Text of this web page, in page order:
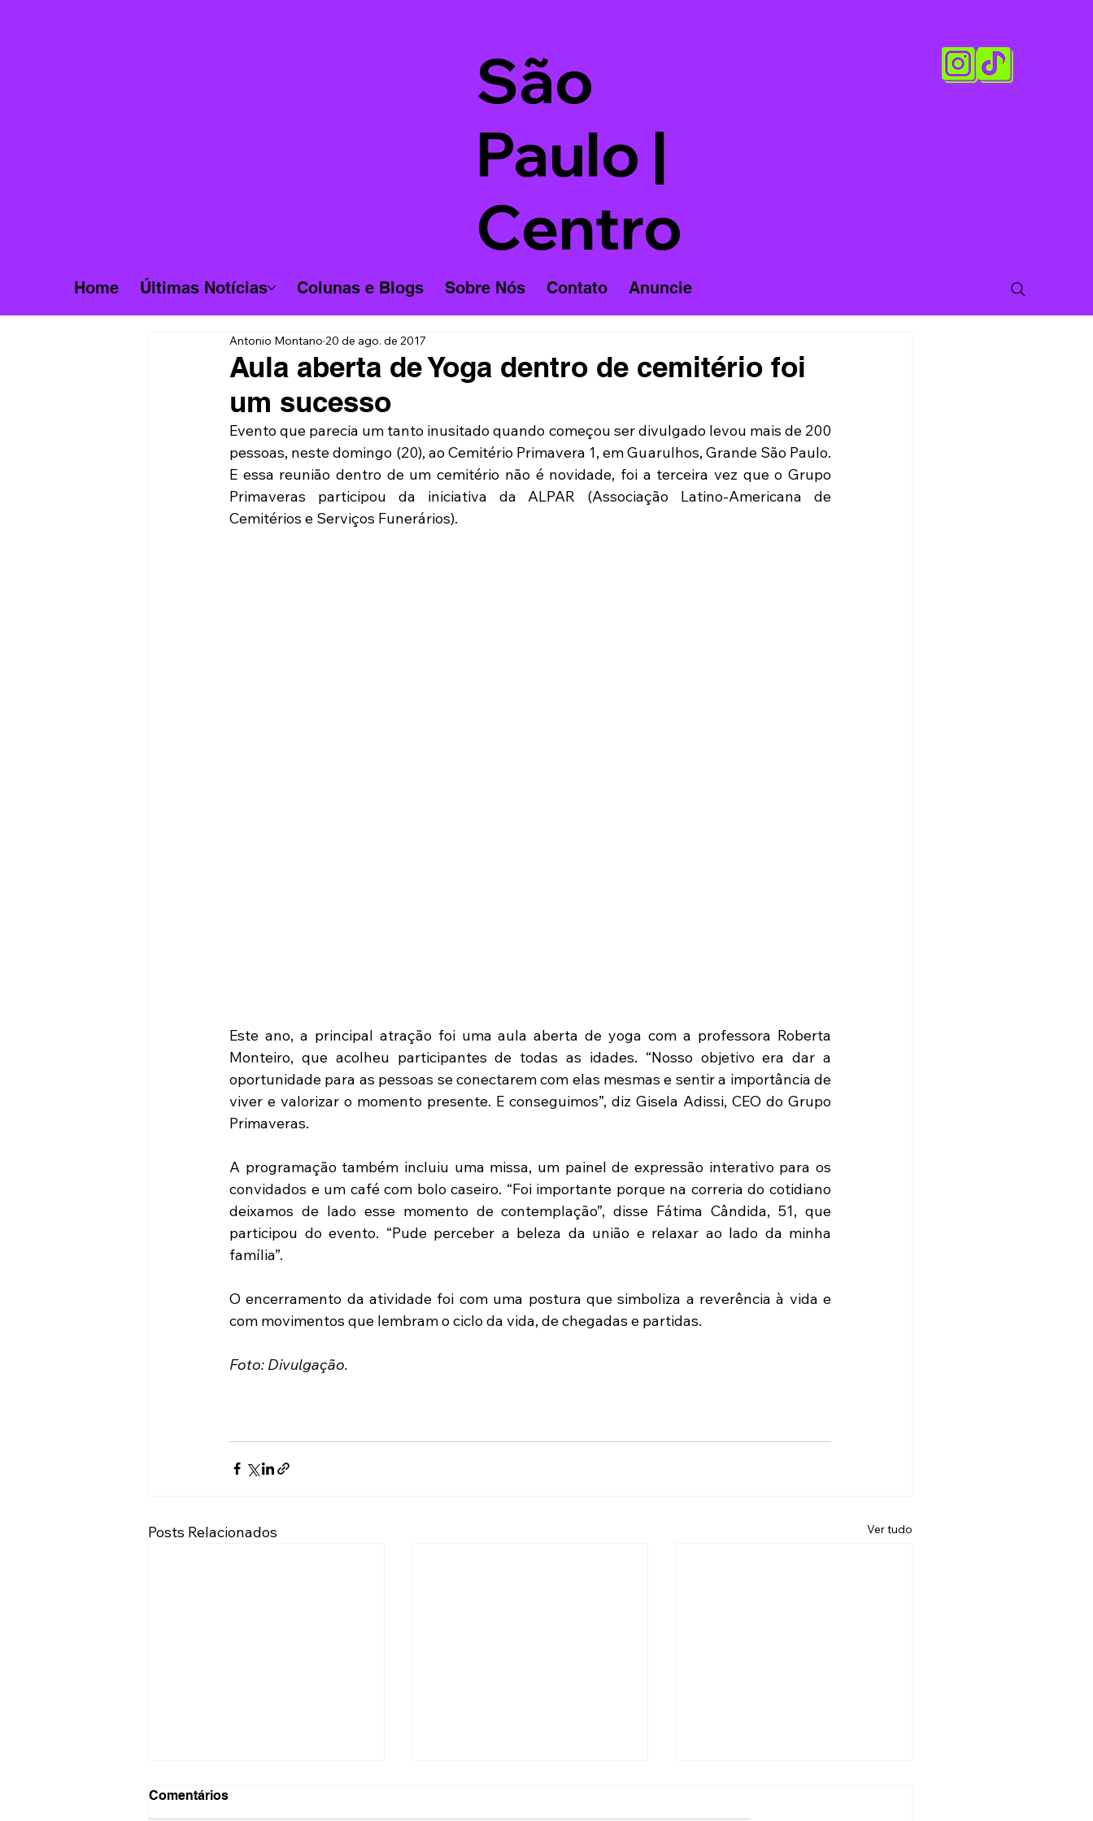
São
Paulo |
Centro
Home Últimas Notícias Colunas e Blogs Sobre Nós Contato Anuncie
Aula aberta de Yoga dentro de cemitério foi
um sucesso
Antonio Montano 20 de ago. de 2017
Evento que parecia um tanto inusitado quando começou ser divulgado levou mais de 200
pessoas, neste domingo (20), ao Cemitério Primavera 1, em Guarulhos, Grande São Paulo.
E essa reunião dentro de um cemitério não é novidade, foi a terceira vez que o Grupo
Primaveras participou da iniciativa da ALPAR (Associação Latino-Americana de
Cemitérios e Serviços Funerários).
Este ano, a principal atração foi uma aula aberta de yoga com a professora Roberta
Monteiro, que acolheu participantes de todas as idades. “Nosso objetivo era dar a
oportunidade para as pessoas se conectarem com elas mesmas e sentir a importância de
viver e valorizar o momento presente. E conseguimos”, diz Gisela Adissi, CEO do Grupo
Primaveras.
A programação também incluiu uma missa, um painel de expressão interativo para os
convidados e um café com bolo caseiro. “Foi importante porque na correria do cotidiano
deixamos de lado esse momento de contemplação”, disse Fátima Cândida, 51, que
participou do evento. “Pude perceber a beleza da união e relaxar ao lado da minha
família”.
O encerramento da atividade foi com uma postura que simboliza a reverência à vida e
com movimentos que lembram o ciclo da vida, de chegadas e partidas.
Foto: Divulgação.
Posts Relacionados Ver tudo
Comentários